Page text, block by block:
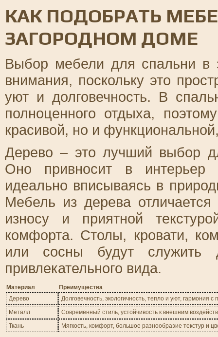
КАК ПОДОБРАТЬ
ЗАГОРОДНОМ ДОМЕ
Выбор мебели для спальни в
внимания, поскольку это
уют и долговечность. В
полноценного отдыха,
красивой, но и
Дерево – это лучший выбор
Оно привносит в интерьер
идеально вписываясь в
Мебель из дерева отличается
износу и приятной
комфорта. Столы, кровати,
или сосны будут служить
привлекательного вида.
Материал
Преимущества
Дерево
Долговечность, экологичность, тепло и уют, гармония с
Металл
Современный стиль, устойчивость к внешним
Ткань
Мягкость, комфорт, большое разнообразие текстур и